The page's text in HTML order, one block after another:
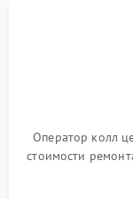
Оператор колл
стоимости